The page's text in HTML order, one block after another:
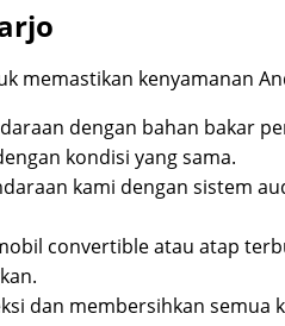
memastikan kenyamanan
dengan bahan bakar
kondisi yang sama.
kami dengan sistem
convertible atau atap
dan membersihkan semua